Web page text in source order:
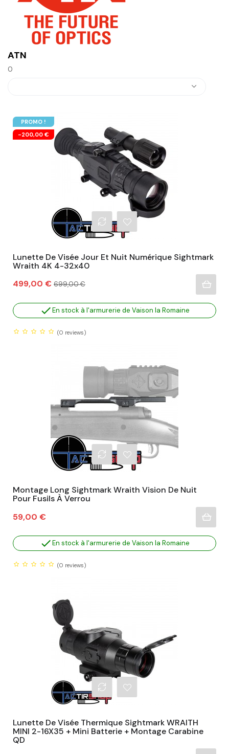
ATN
0
PROMO !
-200,00 €
Lunette De Visée Jour Et Nuit Numérique Sightmark
Wraith 4K 4-32x40
Prix
499,00 € Prix
699,00 €
En stock à l'armurerie de Vaison la Romaine
(0 reviews)
Montage Long Sightmark Wraith Vision De Nuit
Pour Fusils À Verrou
Prix
59,00 €
En stock à l'armurerie de Vaison la Romaine
(0 reviews)
Lunette De Visée Thermique Sightmark WRAITH
MINI 2-16X35 + Mini Batterie + Montage Carabine
QD